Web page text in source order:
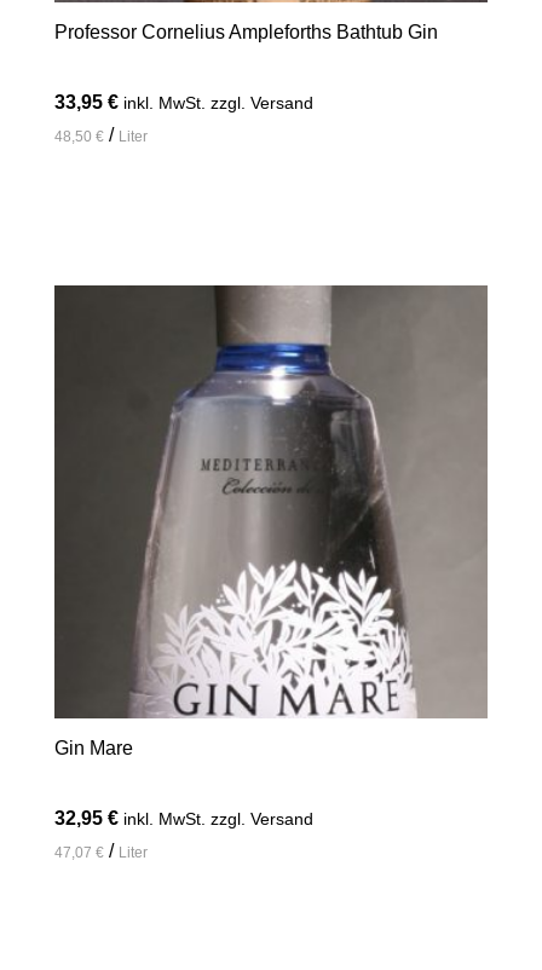
Professor Cornelius Ampleforths Bathtub Gin
33,95 € inkl. MwSt. zzgl. Versand
48,50 €/ Liter
Gin Mare
32,95 € inkl. MwSt. zzgl. Versand
47,07 €/ Liter